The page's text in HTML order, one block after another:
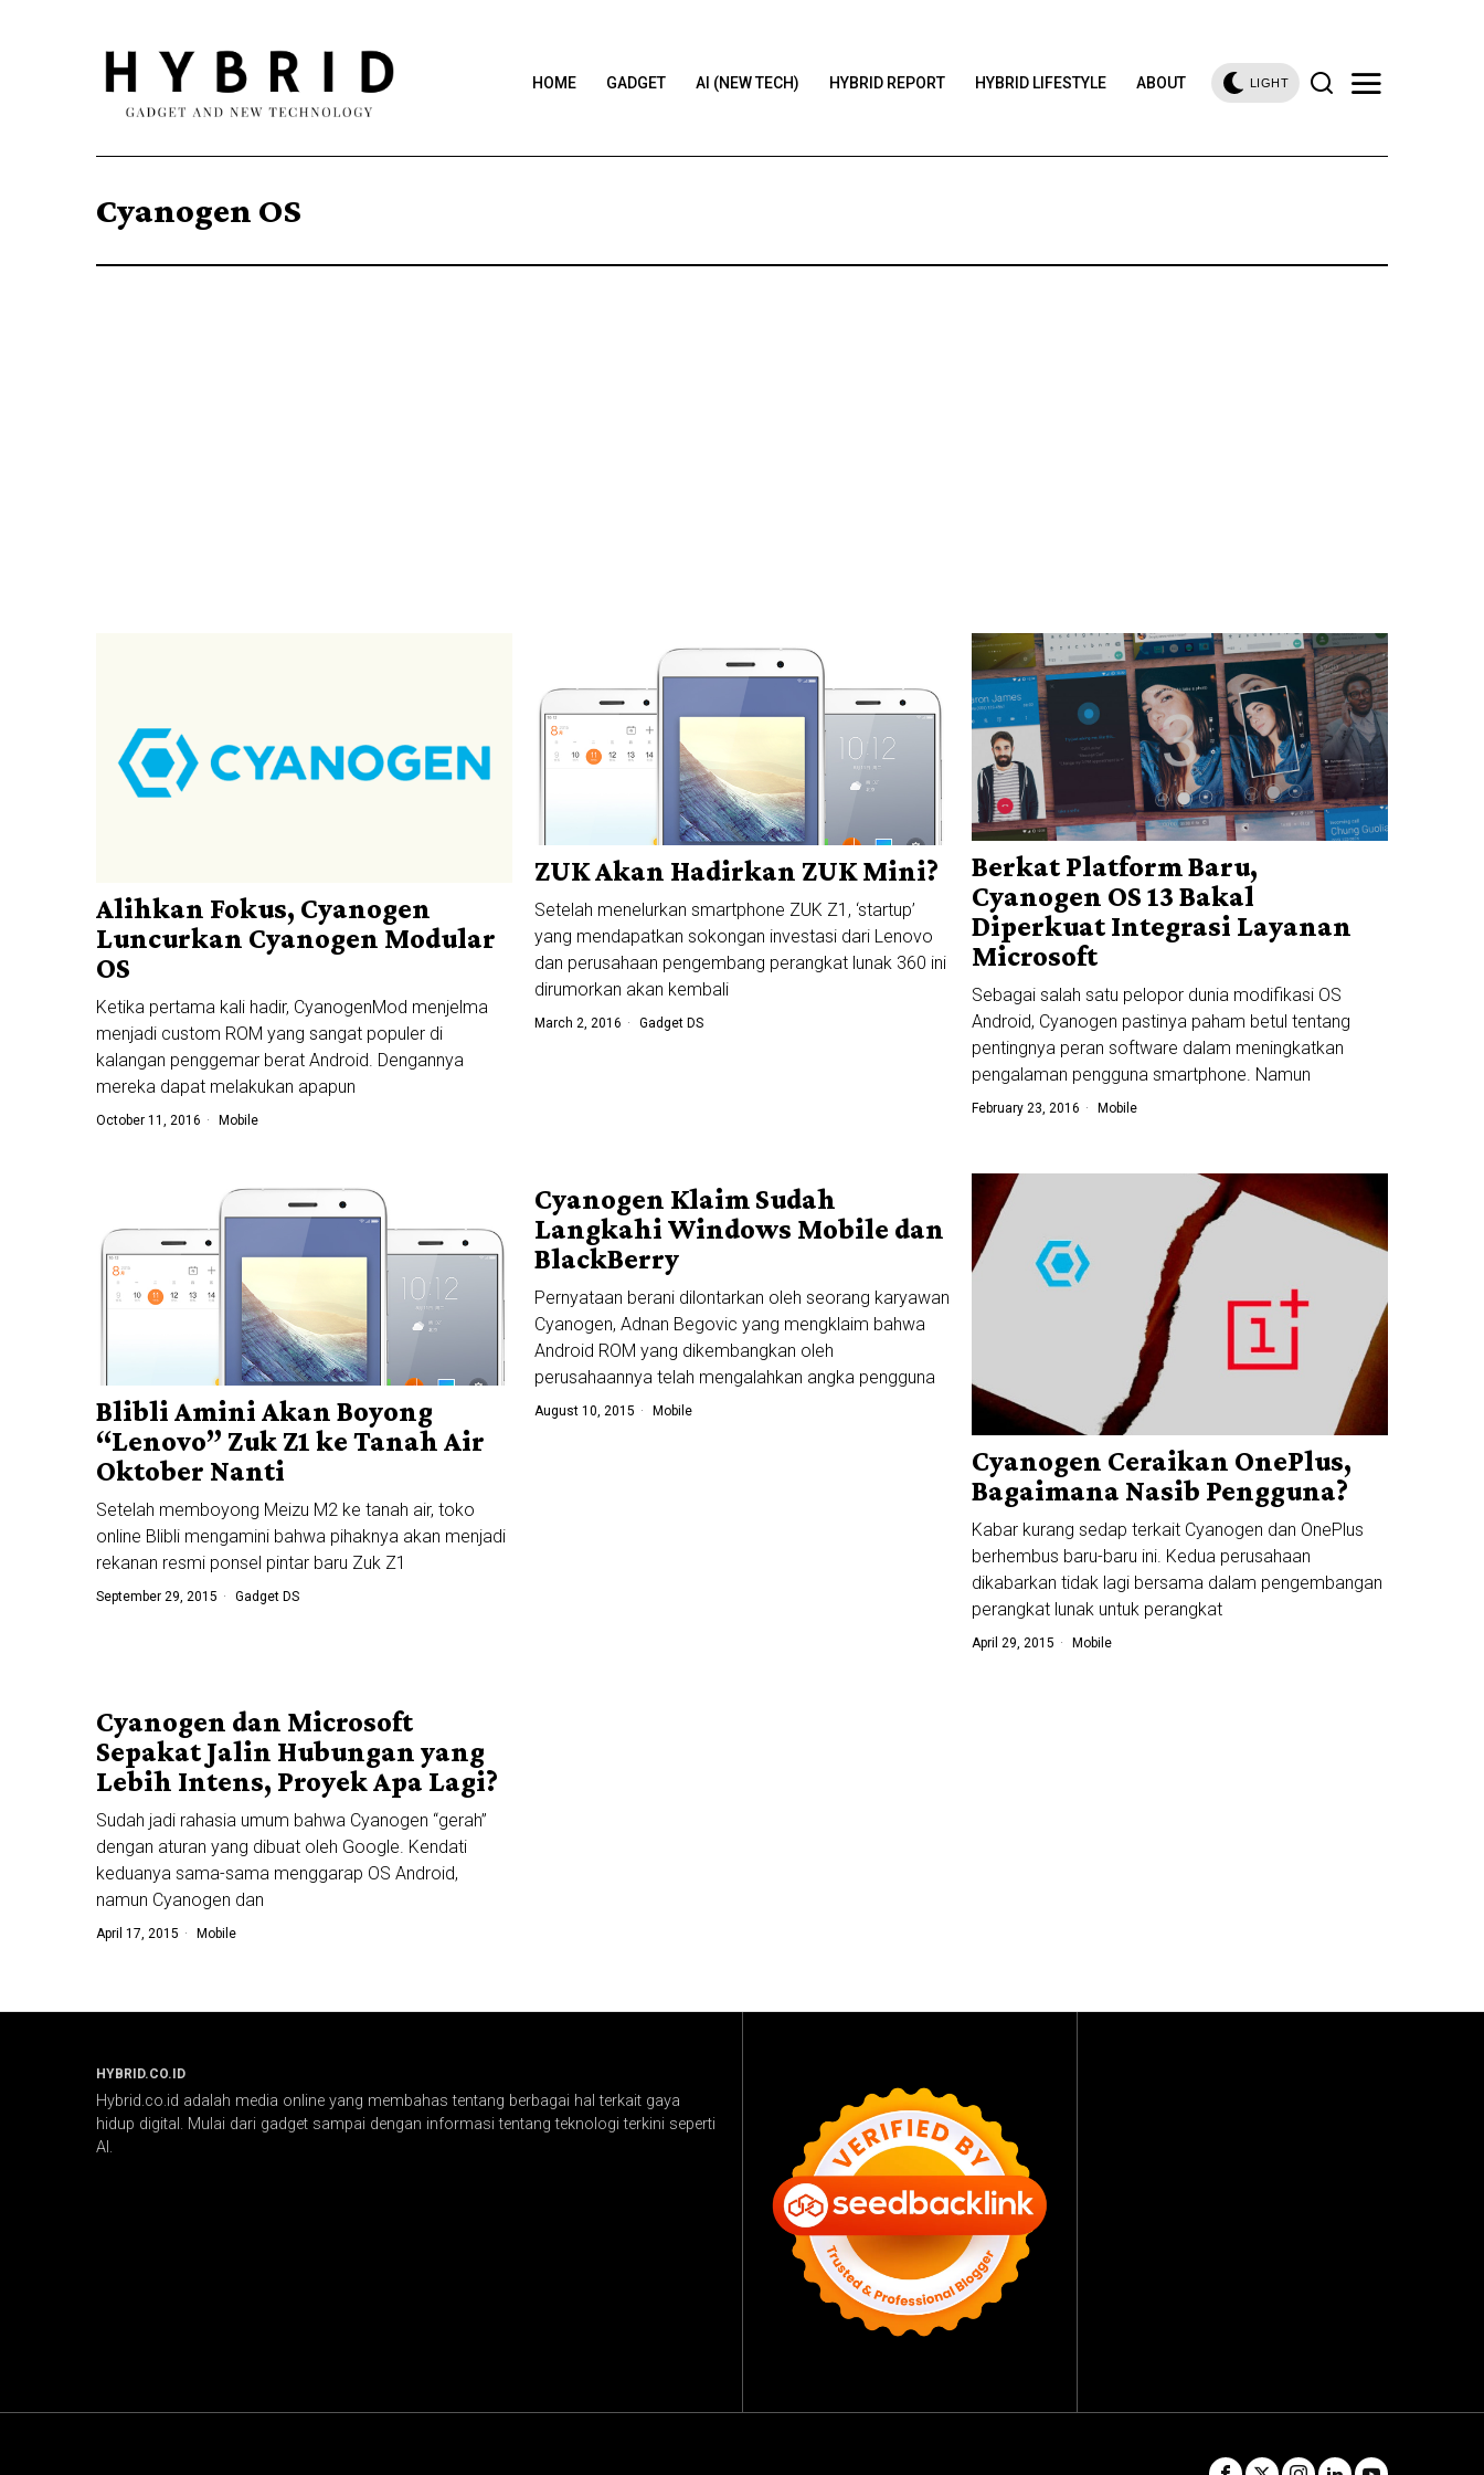
HOME GADGET AI (NEW TECH) HYBRID REPORT HYBRID LIFESTYLE ABOUT LIGHT
Cyanogen OS
Alihkan Fokus, Cyanogen
Luncurkan Cyanogen Modular
OS
Ketika pertama kali hadir, CyanogenMod menjelma
menjadi custom ROM yang sangat populer di
kalangan penggemar berat Android. Dengannya
mereka dapat melakukan apapun
October 11, 2016 Mobile
ZUK Akan Hadirkan ZUK Mini?
Setelah menelurkan smartphone ZUK Z1, ‘startup’
yang mendapatkan sokongan investasi dari Lenovo
dan perusahaan pengembang perangkat lunak 360 ini
dirumorkan akan kembali
March 2, 2016 Gadget DS
Berkat Platform Baru,
Cyanogen OS 13 Bakal
Diperkuat Integrasi Layanan
Microsoft
Sebagai salah satu pelopor dunia modifikasi OS
Android, Cyanogen pastinya paham betul tentang
pentingnya peran software dalam meningkatkan
pengalaman pengguna smartphone. Namun
February 23, 2016 Mobile
Blibli Amini Akan Boyong
“Lenovo” Zuk Z1 ke Tanah Air
Oktober Nanti
Setelah memboyong Meizu M2 ke tanah air, toko
online Blibli mengamini bahwa pihaknya akan menjadi
rekanan resmi ponsel pintar baru Zuk Z1
September 29, 2015 Gadget DS
Cyanogen Klaim Sudah
Langkahi Windows Mobile dan
BlackBerry
Pernyataan berani dilontarkan oleh seorang karyawan
Cyanogen, Adnan Begovic yang mengklaim bahwa
Android ROM yang dikembangkan oleh
perusahaannya telah mengalahkan angka pengguna
August 10, 2015 Mobile
Cyanogen Ceraikan OnePlus,
Bagaimana Nasib Pengguna?
Kabar kurang sedap terkait Cyanogen dan OnePlus
berhembus baru-baru ini. Kedua perusahaan
dikabarkan tidak lagi bersama dalam pengembangan
perangkat lunak untuk perangkat
April 29, 2015 Mobile
Cyanogen dan Microsoft
Sepakat Jalin Hubungan yang
Lebih Intens, Proyek Apa Lagi?
Sudah jadi rahasia umum bahwa Cyanogen “gerah”
dengan aturan yang dibuat oleh Google. Kendati
keduanya sama-sama menggarap OS Android,
namun Cyanogen dan
April 17, 2015 Mobile
HYBRID.CO.ID
Hybrid.co.id adalah media online yang membahas tentang berbagai hal terkait gaya
hidup digital. Mulai dari gadget sampai dengan informasi tentang teknologi terkini seperti
AI.